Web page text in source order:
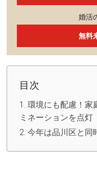
婚活
無料
目次
環境にも配慮！家
ミネーションを点灯
今年は品川区と同